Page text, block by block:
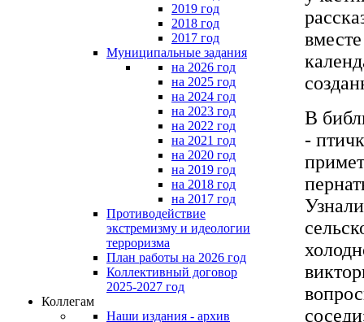
2019 год
2018 год
2017 год
Муниципальные задания
на 2026 год
на 2025 год
на 2024 год
на 2023 год
на 2022 год
на 2021 год
на 2020 год
на 2019 год
на 2018 год
на 2017 год
Противодействие
экстремизму и идеологии
терроризма
План работы на 2026 год
Коллективный договор
2025-2027 год
Коллегам
Наши издания - архив
В
-